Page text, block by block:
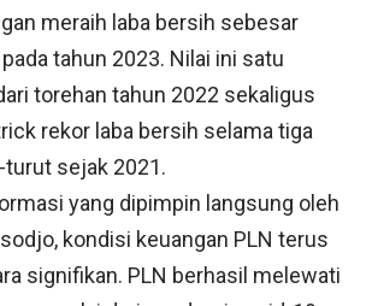
meraih laba bersih sebesar
tahun 2023. Nilai ini satu
torehan tahun 2022 sekaligus
rekor laba bersih selama tiga
sejak 2021.
yang dipimpin langsung oleh
kondisi keuangan PLN terus
signifikan. PLN berhasil melewati